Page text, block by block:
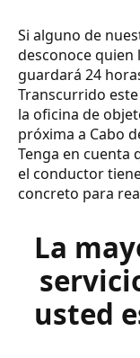
Si alguno de
desconoce quien
guardará 24
Transcurrido
la oficina de
próxima a Cabo
Tenga en cuenta
el conductor
concreto para
La
usted